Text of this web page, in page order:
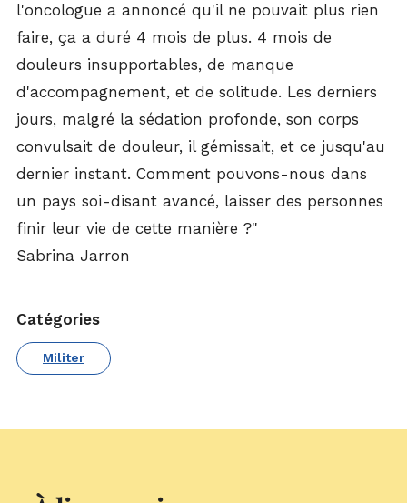
l'oncologue a annoncé qu'il ne pouvait plus rien
faire, ça a duré 4 mois de plus. 4 mois de
douleurs insupportables, de manque
d'accompagnement, et de solitude. Les derniers
jours, malgré la sédation profonde, son corps
convulsait de douleur, il gémissait, et ce jusqu'au
dernier instant. Comment pouvons-nous dans
un pays soi-disant avancé, laisser des personnes
finir leur vie de cette manière ?"
Sabrina Jarron
Catégories
Militer